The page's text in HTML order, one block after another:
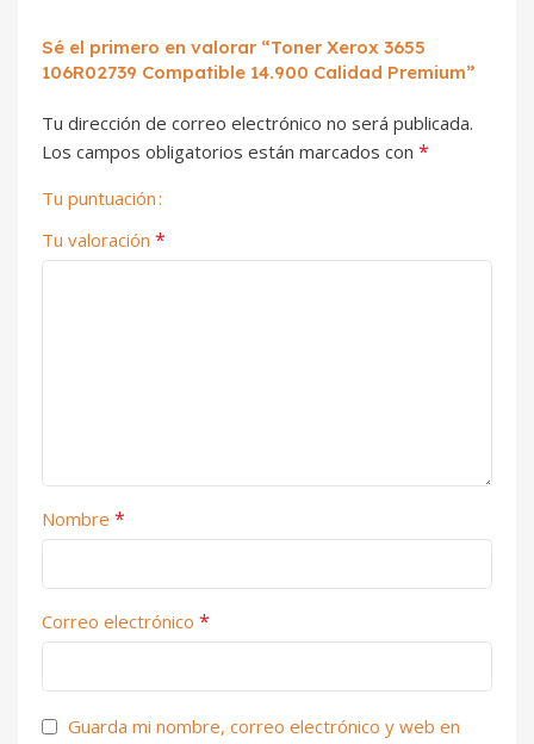
Sé el primero en valorar “Toner Xerox 3655
106R02739 Compatible 14.900 Calidad Premium”
Tu dirección de correo electrónico no será publicada.
Los campos obligatorios están marcados con *
Tu puntuación
Tu valoración *
Nombre *
Correo electrónico *
Guarda mi nombre, correo electrónico y web en